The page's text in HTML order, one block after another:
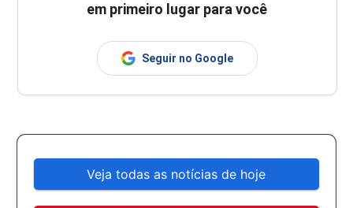
em primeiro lugar para você
Seguir no Google
Veja todas as notícias de hoje